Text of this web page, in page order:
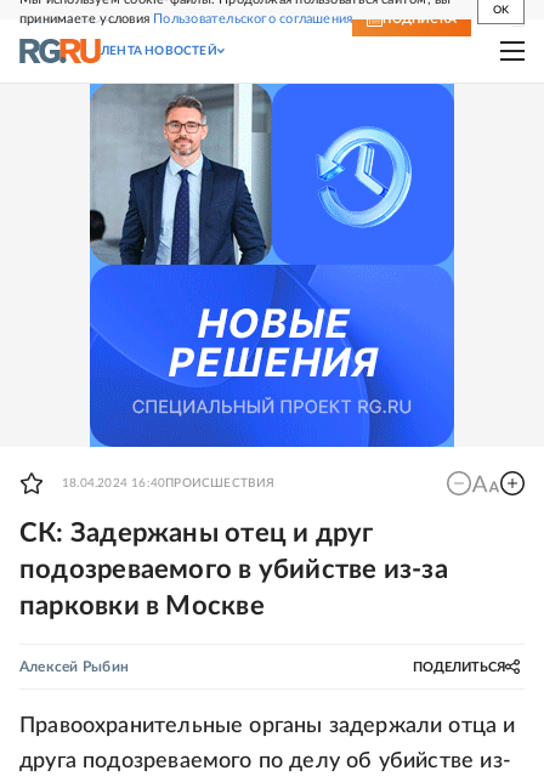
принимаете условия Пользовательского соглашения
OK
СВЕЖИЙ НОМЕР ПОДПИСКА
ЛЕНТА НОВОСТЕЙ
18.04.2024 16:40 ПРОИСШЕСТВИЯ
СК: Задержаны отец и друг
подозреваемого в убийстве из-за
парковки в Москве
Алексей Рыбин ПОДЕЛИТЬСЯ
Правоохранительные органы задержали отца и
друга подозреваемого по делу об убийстве из-